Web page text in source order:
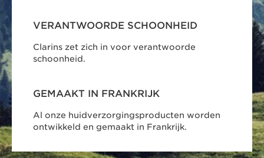
VERANTWOORDE SCHOONHEID
Clarins zet zich in voor verantwoorde
schoonheid.
GEMAAKT IN FRANKRIJK
Al onze huidverzorgingsproducten worden
ontwikkeld en gemaakt in Frankrijk.